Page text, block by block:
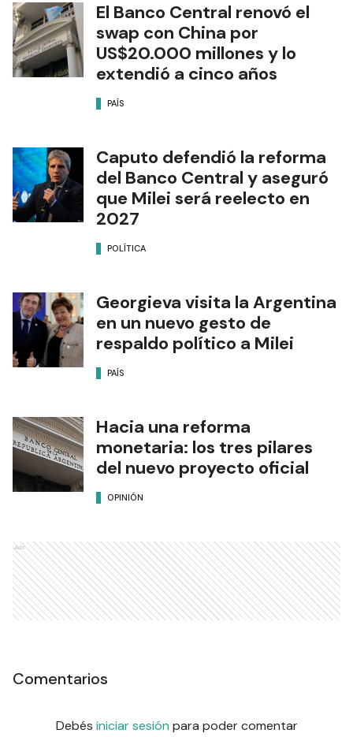
El Banco Central renovó el
swap con China por
US$20.000 millones y lo
extendió a cinco años
PAÍS
Caputo defendió la reforma
del Banco Central y aseguró
que Milei será reelecto en
2027
POLÍTICA
Georgieva visita la Argentina
en un nuevo gesto de
respaldo político a Milei
PAÍS
Hacia una reforma
monetaria: los tres pilares
del nuevo proyecto oficial
OPINIÓN
Ads
Comentarios
Debés iniciar sesión para poder comentar